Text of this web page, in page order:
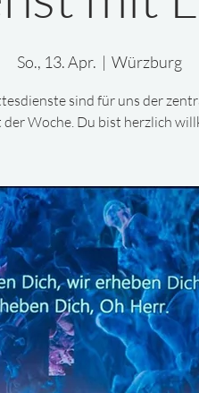
So., 13. Apr.
  |
Würzburg
sind für uns der
Woche. Du bist herzlich